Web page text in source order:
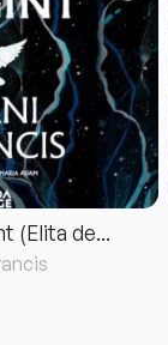
(Elita de...